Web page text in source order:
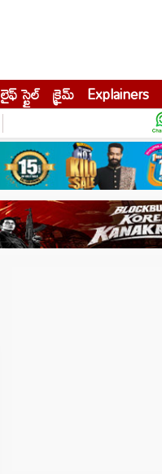
లైఫ్ స్టైల్ క్రైమ్ Explainers